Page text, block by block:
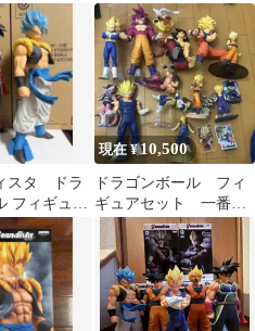
ンボール
ジータ フィギュア
スタ ドラ
フィギュア
現在 ¥10,500
ドラゴンボール フィ
ギュアセット 一番く
じ SMSPバーダック
ベジータ